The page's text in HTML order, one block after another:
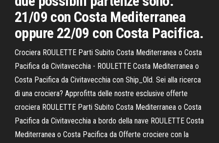
21/09 con Costa Mediterranea
oppure 22/09 con Costa Pacifica.
Crociera ROULETTE Parti Subito Costa Mediterranea o Costa
Pacifica da Civitavecchia - ROULETTE Costa Mediterranea o
Costa Pacifica da Civitavecchia con Ship_Old. Sei alla ricerca
di una crociera? Approfitta delle nostre esclusive offerte
crociera ROULETTE Parti Subito Costa Mediterranea o Costa
Pacifica da Civitavecchia a bordo della nave ROULETTE Costa
Mediterranea o Costa Pacifica da Offerte crociere con la